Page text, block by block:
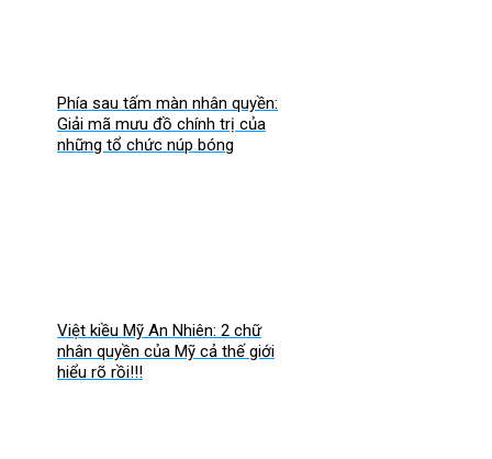
Phía sau tấm màn nhân quyền:
Giải mã mưu đồ chính trị của
những tổ chức núp bóng
Việt kiều Mỹ An Nhiên: 2 chữ
nhân quyền của Mỹ cả thế giới
hiểu rõ rồi!!!